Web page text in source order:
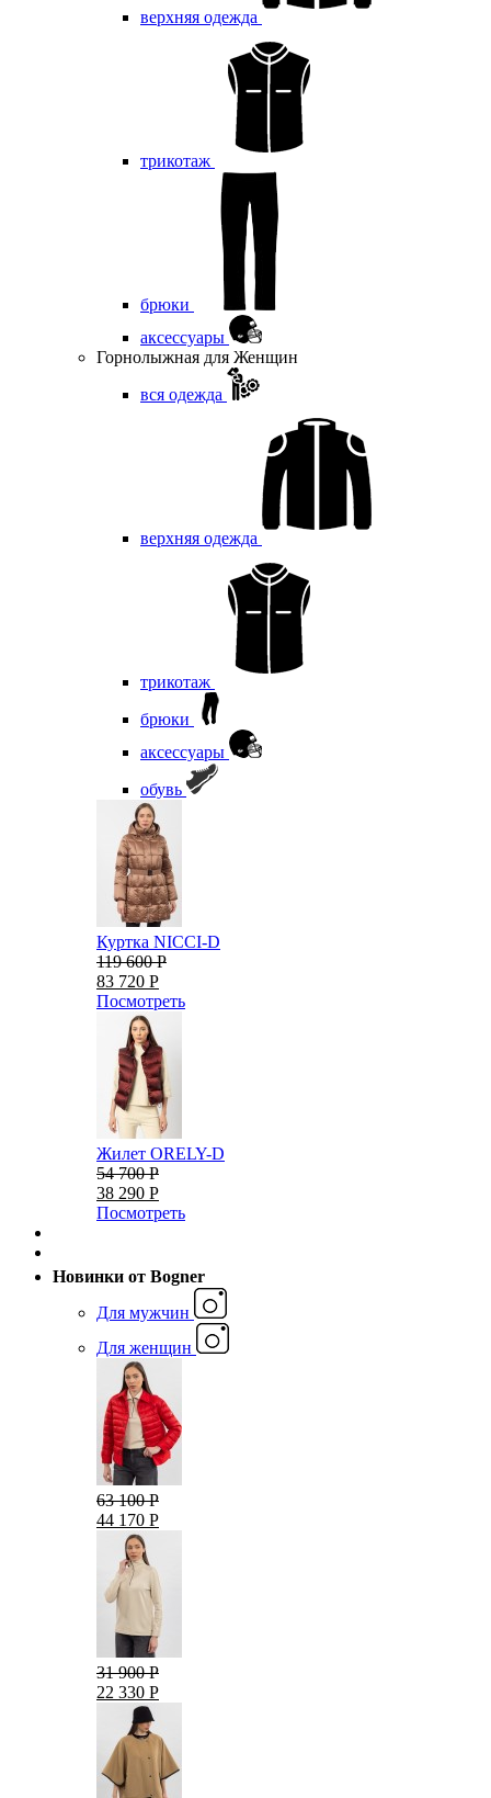
верхняя одежда
трикотаж
брюки
аксессуары
Горнолыжная для Женщин
вся одежда
верхняя одежда
трикотаж
брюки
аксессуары
обувь
Куртка NICCI-D
119 600 Р
83 720 Р
Посмотреть
Жилет ORELY-D
54 700 Р
38 290 Р
Посмотреть
Новинки от Bogner
Для мужчин
Для женщин
63 100 Р
44 170 Р
31 900 Р
22 330 Р